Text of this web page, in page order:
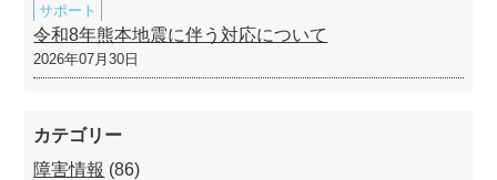
サポート
令和8年熊本地震に伴う対応について
2026年07月30日
カテゴリー
障害情報 (86)